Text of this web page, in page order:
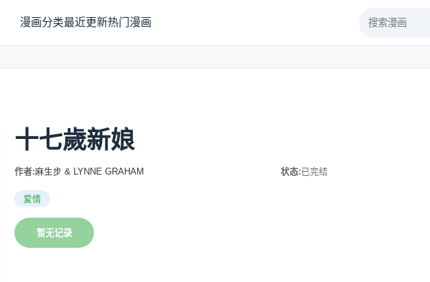
漫画分类最近更新热门漫画
十七歲新娘
作者:麻生步 & LYNNE GRAHAM 状态:已完结
爱情
暂无记录